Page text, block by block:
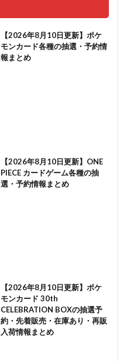
【2026年8月10日更新】ポケ
モンカード各種の抽選・予約情
報まとめ
【2026年8月10日更新】ONE
PIECE カードゲーム各種の抽
選・予約情報まとめ
【2026年8月10日更新】ポケ
モンカード 30th
CELEBRATION BOXの抽選予
約・先着販売・在庫あり・再販
入荷情報まとめ